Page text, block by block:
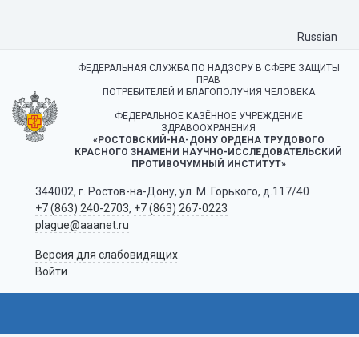
Russian
ФЕДЕРАЛЬНАЯ СЛУЖБА ПО НАДЗОРУ В СФЕРЕ ЗАЩИТЫ
ПРАВ
ПОТРЕБИТЕЛЕЙ И БЛАГОПОЛУЧИЯ ЧЕЛОВЕКА
ФЕДЕРАЛЬНОЕ КАЗЁННОЕ УЧРЕЖДЕНИЕ
ЗДРАВООХРАНЕНИЯ
«РОСТОВСКИЙ-НА-ДОНУ ОРДЕНА ТРУДОВОГО
КРАСНОГО ЗНАМЕНИ НАУЧНО-ИССЛЕДОВАТЕЛЬСКИЙ
ПРОТИВОЧУМНЫЙ ИНСТИТУТ»
344002, г. Ростов-на-Дону, ул. М. Горького, д.117/40
+7 (863) 240-2703, +7 (863) 267-0223
plague@aaanet.ru
Версия для слабовидящих
Войти